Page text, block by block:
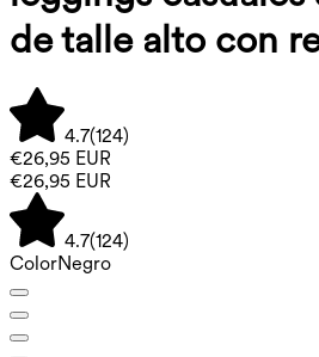
de talle alto con
4.7(124)
€26,95 EUR
€26,95 EUR
4.7(124)
ColorNegro